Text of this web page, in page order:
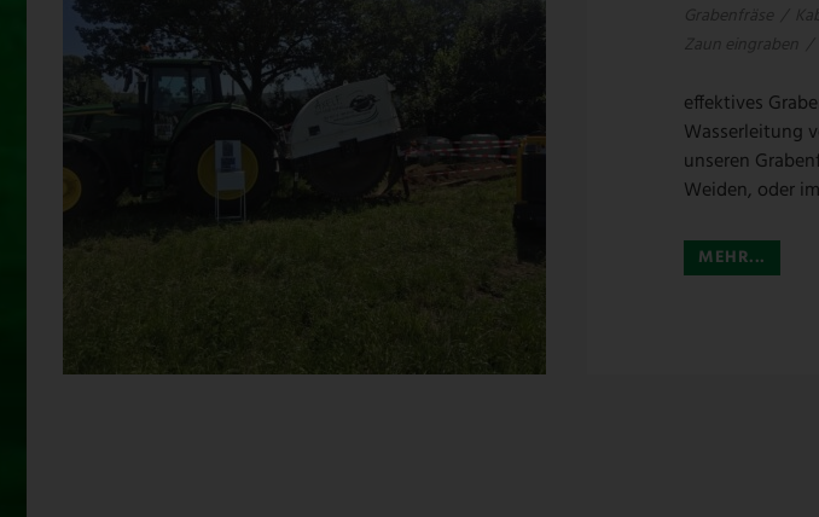
Grabenfräse
Zaun eingraben
effektives
Wasserleitung
unseren
Weiden, oder
MEHR...